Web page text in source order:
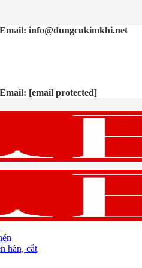
info@dungcukimkhi.net
[email protected]
hàn, cắt